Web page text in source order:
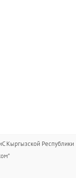
Кыргызской Республики